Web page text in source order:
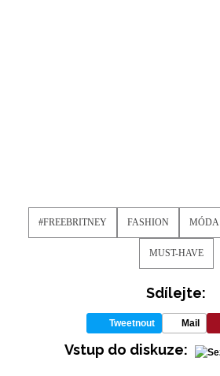
#FREEBRITNEY FASHION MÓDA
MUST-HAVE
Sdílejte:
Tweetnout Mail
Vstup do diskuze: